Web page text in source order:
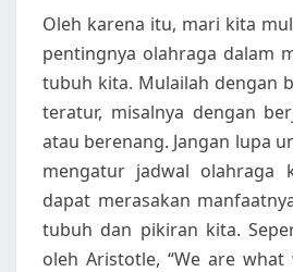
Oleh karena itu, mari kita
pentingnya olahraga dalam
tubuh kita. Mulailah dengan
teratur, misalnya dengan
atau berenang. Jangan lupa
mengatur jadwal olahraga
dapat merasakan
tubuh dan pikiran kita.
oleh Aristotle, “We are